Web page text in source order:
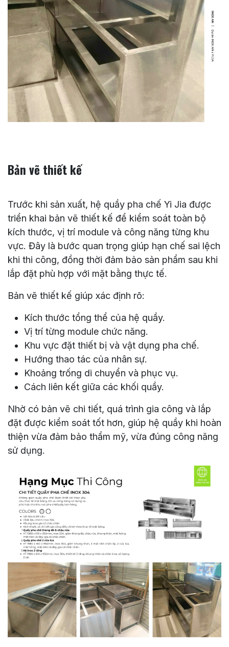
Bản vẽ thiết kế
Trước khi sản xuất, hệ quầy pha chế Yi Jia được
triển khai bản vẽ thiết kế để kiểm soát toàn bộ
kích thước, vị trí module và công năng từng khu
vực. Đây là bước quan trọng giúp hạn chế sai lệch
khi thi công, đồng thời đảm bảo sản phẩm sau khi
lắp đặt phù hợp với mặt bằng thực tế.
Bản vẽ thiết kế giúp xác định rõ:
Kích thước tổng thể của hệ quầy.
Vị trí từng module chức năng.
Khu vực đặt thiết bị và vật dụng pha chế.
Hướng thao tác của nhân sự.
Khoảng trống di chuyển và phục vụ.
Cách liên kết giữa các khối quầy.
Nhờ có bản vẽ chi tiết, quá trình gia công và lắp
đặt được kiểm soát tốt hơn, giúp hệ quầy khi hoàn
thiện vừa đảm bảo thẩm mỹ, vừa đúng công năng
sử dụng.